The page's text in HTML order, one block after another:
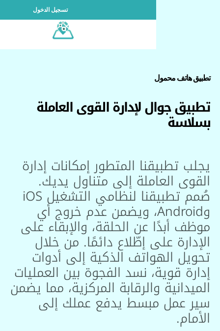
تسجيل الدخول
محمول
جوال لإدارة القوى العاملة
المتطور إمكانات إدارة
العاملة إلى متناول يديك.
صُمم تطبيقنا لنظامي التشغيل iOS
وAndroid، ويضمن عدم خروج أي
أبدًا عن الحلقة، والإبقاء على
على إطّلاع دائمًا. من خلال
الهواتف الذكية إلى أدوات
قوية، نسد الفجوة بين العمليات
والرقابة المركزية، مما يضمن
مبسط يدفع عملك إلى